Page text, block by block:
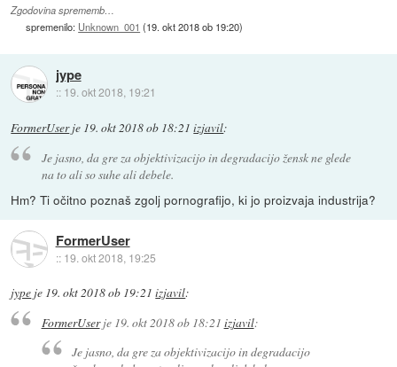
Zgodovina sprememb…
spremenilo: Unknown_001 (19. okt 2018 ob 19:20)
jype
:: 19. okt 2018, 19:21
FormerUserje 19. okt 2018 ob 18:21 izjavil:
Je jasno, da gre za objektivizacijo in degradacijo žensk ne glede
na to ali so suhe ali debele.
Hm? Ti očitno poznaš zgolj pornografijo, ki jo proizvaja industrija?
FormerUser
:: 19. okt 2018, 19:25
jype je 19. okt 2018 ob 19:21 izjavil:
FormerUserje 19. okt 2018 ob 18:21 izjavil:
Je jasno, da gre za objektivizacijo in degradacijo